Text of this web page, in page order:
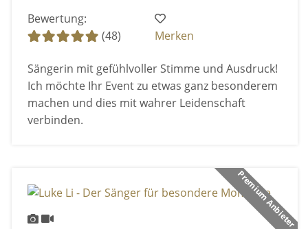
Bewertung:
(48)
Merken
Sängerin mit gefühlvoller Stimme und Ausdruck!
Ich möchte Ihr Event zu etwas ganz besonderem
machen und dies mit wahrer Leidenschaft
verbinden.
Premium Anbieter